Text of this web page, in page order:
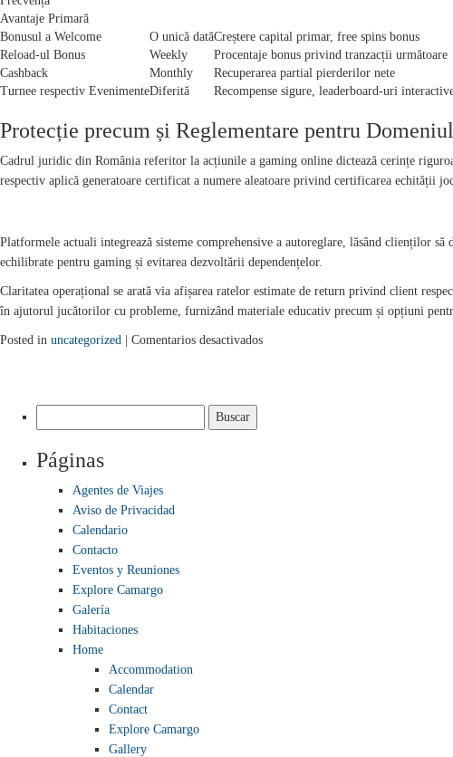
Avantaje Primară
Bonusul a Welcome
O unică datăCreștere capital primar, free spins bonus
Reload-ul Bonus
Weekly
Procentaje bonus privind tranzacții următoare
Cashback
Monthly
Recuperarea partial pierderilor nete
Turnee respectiv EvenimenteDiferită Recompense sigure, leaderboard-uri
Protecție precum și Reglementare pentru
Cadrul juridic din România referitor la acțiunile a gaming online dictează cerințe
respectiv aplică generatoare certificat a numere aleatoare privind certificarea echității
Platformele actuali integrează sisteme comprehensive a autoreglare, lăsând clienților
echilibrate pentru gaming și evitarea dezvoltării dependențelor.
Claritatea operațional se arată via afișarea ratelor estimate de return privind client
în ajutorul jucătorilor cu probleme, furnizând materiale educativ precum și opțiuni
Posted in uncategorized Comentarios desactivadosen
Páginas
Agentes de Viajes
Aviso de Privacidad
Calendario
Contacto
Eventos y Reuniones
Explore Camargo
Galería
Habitaciones
Home
Accommodation
Calendar
Contact
Explore Camargo
Gallery